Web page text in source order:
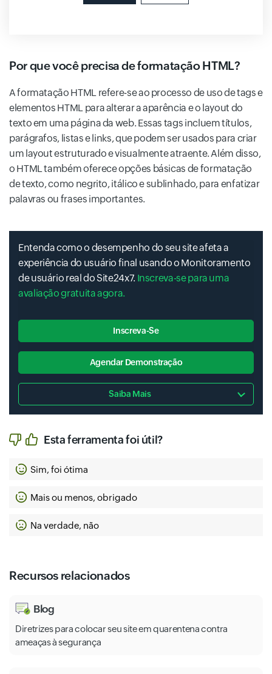
Por que você precisa de formatação HTML?
A formatação HTML refere-se ao processo de uso de tags e
elementos HTML para alterar a aparência e o layout do
texto em uma página da web. Essas tags incluem títulos,
parágrafos, listas e links, que podem ser usados ​​para criar
um layout estruturado e visualmente atraente. Além disso,
o HTML também oferece opções básicas de formatação
de texto, como negrito, itálico e sublinhado, para enfatizar
palavras ou frases importantes.
Entenda como o desempenho do seu site afeta a
experiência do usuário final usando o Monitoramento
de usuário real do Site24x7. Inscreva-se para uma
avaliação gratuita agora.
Inscreva-Se
Agendar Demonstração
Saiba Mais
Esta ferramenta foi útil?
Sim, foi ótima
Mais ou menos, obrigado
Na verdade, não
Recursos relacionados
Blog
Diretrizes para colocar seu site em quarentena contra
ameaças à segurança